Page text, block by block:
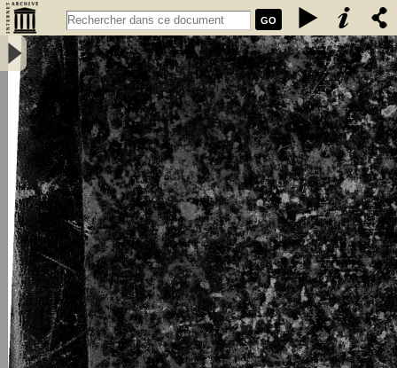
GO
L\'émigration bretonne en Armorique du Ve au VIIe siècle de notre
ère : thèse pour le doctorat - Loth, Joseph (1847-1934)